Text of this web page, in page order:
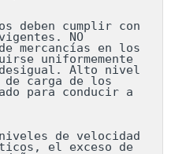
deben cumplir con
NO
mercancías en los
uniformemente
Alto nivel
carga de los
para conducir a
de velocidad
el exceso de